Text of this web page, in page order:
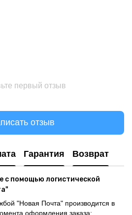
первый отзыв
отзыв
Гарантия Возврат
с помощью логистической
"Новая Почта" производится в
оформления заказа;